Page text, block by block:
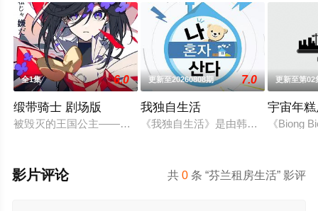
全1集 6.0
缎带骑士 剧场版
被毁灭的王国公主——萨菲娅。灾厄“内尔伽勒”夺走了她故乡希
更新至20260808期 7.0
我独自生活
《我独自生活》是由韩国MBC电视
更新至第02
宇宙年
《Biong
共0 条 “芬兰租房生活” 影评
影片评论